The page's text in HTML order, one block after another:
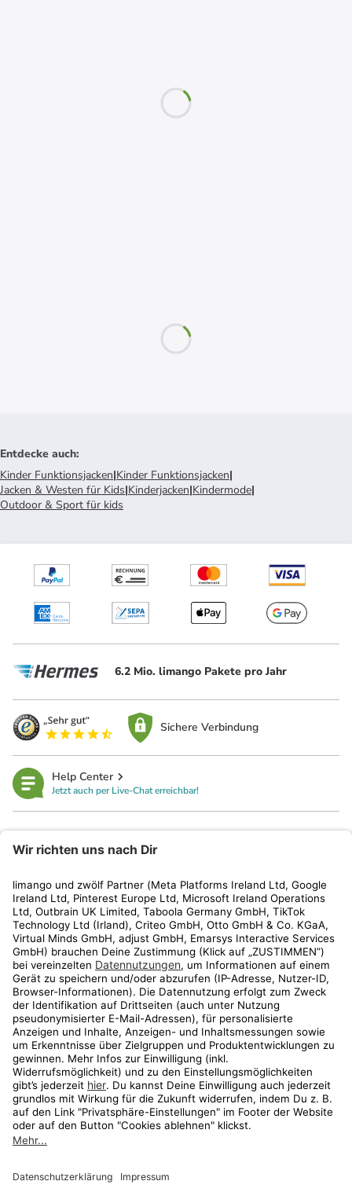
Entdecke auch:
Kinder Funktionsjacken|Kinder Funktionsjacken|
Jacken & Westen für Kids|Kinderjacken|Kindermode|
Outdoor & Sport für kids
6.2 Mio. limango Pakete pro Jahr
Sichere Verbindung
Help Center
Jetzt auch per Live-Chat erreichbar!
Kundenservice
Shop
Aktionen
Travel